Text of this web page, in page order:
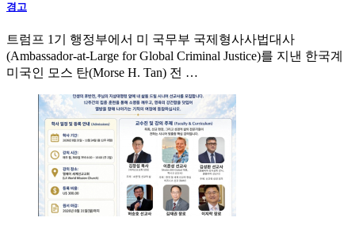
경고
트럼프 1기 행정부에서 미 국무부 국제형사사법대사
(Ambassador-at-Large for Global Criminal Justice)를 지낸 한국계
미국인 모스 탄(Morse H. Tan) 전 …